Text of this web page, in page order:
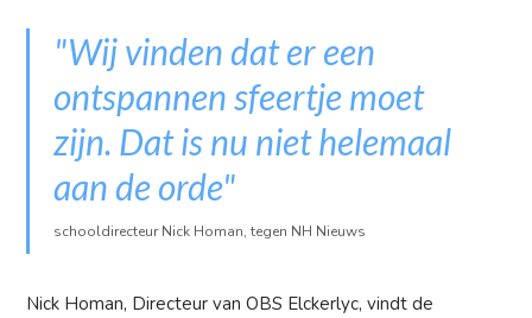
"Wij vinden dat er een
ontspannen sfeertje moet
zijn. Dat is nu niet helemaal
aan de orde"
schooldirecteur Nick Homan, tegen NH Nieuws
Nick Homan, Directeur van OBS Elckerlyc, vindt de